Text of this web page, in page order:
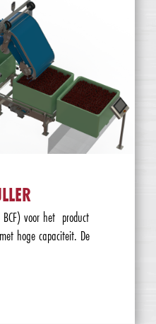
voor het product
hoge capaciteit. De